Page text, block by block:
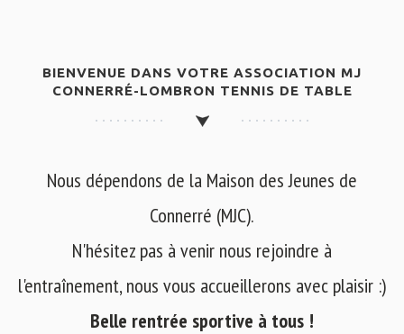
BIENVENUE DANS VOTRE ASSOCIATION MJ
CONNERRÉ-LOMBRON TENNIS DE TABLE
Nous dépendons de la Maison des Jeunes de
Connerré (MJC).
N'hésitez pas à venir nous rejoindre à
l'entraînement, nous vous accueillerons avec plaisir :)
Belle rentrée sportive à tous !